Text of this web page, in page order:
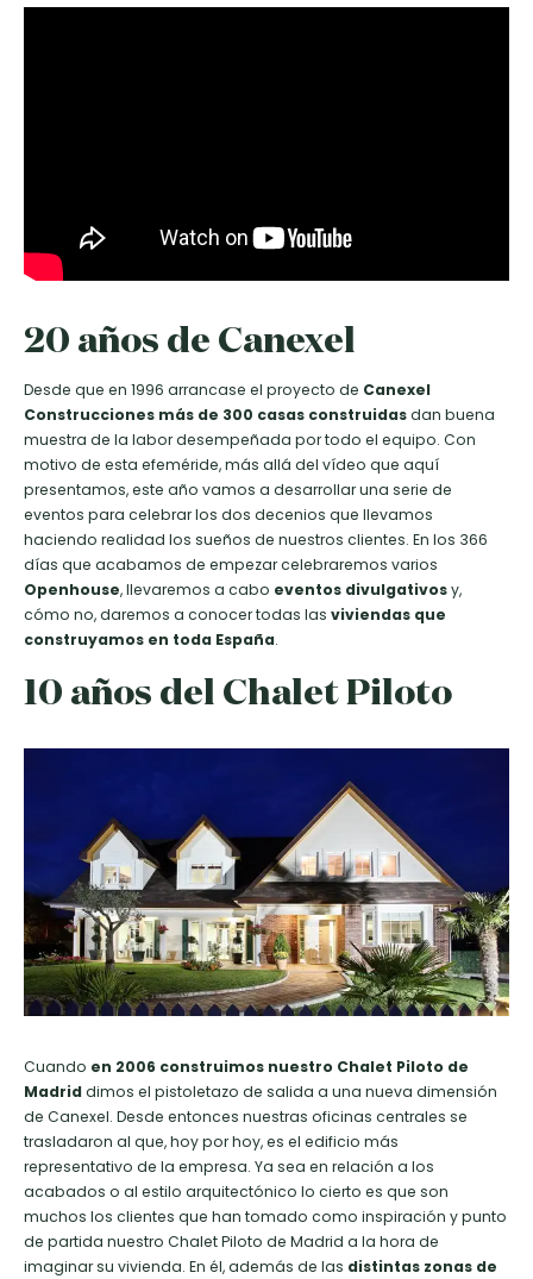
20 años de Canexel
Desde que en 1996 arrancase el proyecto de Canexel
Construcciones más de 300 casas construidasdan buena
muestra de la labor desempeñada por todo el equipo. Con
motivo de esta efeméride, más allá del vídeo que aquí
presentamos, este año vamos a desarrollar una serie de
eventos para celebrar los dos decenios que llevamos
haciendo realidad los sueños de nuestros clientes. En los 366
días que acabamos de empezar celebraremos varios
Openhouse, llevaremos a cabo eventos divulgativosy,
cómo no, daremos a conocer todas las viviendas que
construyamos en toda España.
10 años del Chalet Piloto
Cuando en 2006 construimos nuestro Chalet Piloto de
Madriddimos el pistoletazo de salida a una nueva dimensión
de Canexel. Desde entonces nuestras oficinas centrales se
trasladaron al que, hoy por hoy, es el edificio más
representativo de la empresa. Ya sea en relación a los
acabados o al estilo arquitectónico lo cierto es que son
muchos los clientes que han tomado como inspiración y punto
de partida nuestro Chalet Piloto de Madrid a la hora de
imaginar su vivienda. En él, además de las distintas zonas de